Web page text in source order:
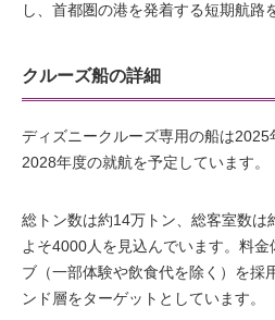
し、首都圏の港を発着する短期航路
クルーズ船の詳細
ディズニークルーズ専用の船は2025
2028年度の就航を予定しています。
総トン数は約14万トン、総客室数は
よそ4000人を見込んでいます。料
ブ（一部体験や飲食代を除く）を採
ンド層をターゲットとしています。